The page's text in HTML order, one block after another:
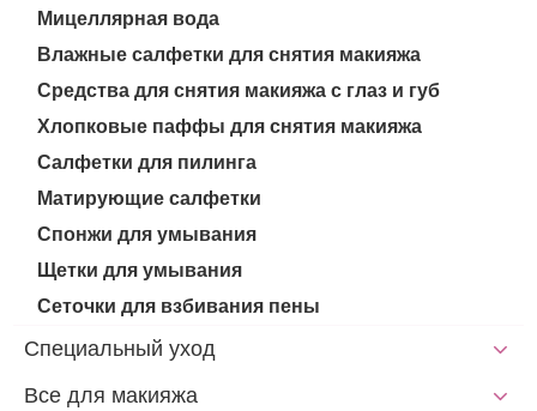
Мицеллярная вода
Влажные салфетки для снятия макияжа
Средства для снятия макияжа с глаз и губ
Хлопковые паффы для снятия макияжа
Салфетки для пилинга
Матирующие салфетки
Спонжи для умывания
Щетки для умывания
Сеточки для взбивания пены
Специальный уход
Все для макияжа